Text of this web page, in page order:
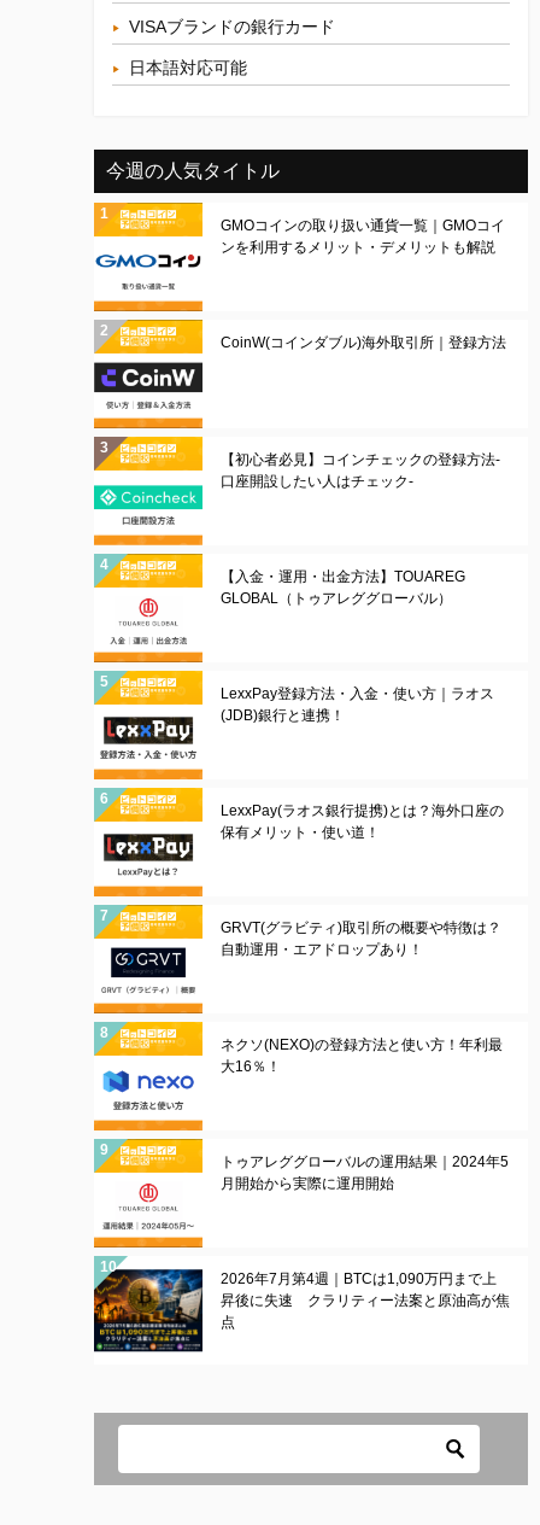
VISAブランドの銀行カード
日本語対応可能
今週の人気タイトル
GMOコインの取り扱い通貨一覧｜GMOコイ
ンを利用するメリット・デメリットも解説
CoinW(コインダブル)海外取引所｜登録方法
【初心者必見】コインチェックの登録方法-
口座開設したい人はチェック-
【入金・運用・出金方法】TOUAREG
GLOBAL（トゥアレググローバル）
LexxPay登録方法・入金・使い方｜ラオス
(JDB)銀行と連携！
LexxPay(ラオス銀行提携)とは？海外口座の
保有メリット・使い道！
GRVT(グラビティ)取引所の概要や特徴は？
自動運用・エアドロップあり！
ネクソ(NEXO)の登録方法と使い方！年利最
大16％！
トゥアレググローバルの運用結果｜2024年5
月開始から実際に運用開始
2026年7月第4週｜BTCは1,090万円まで上
昇後に失速 クラリティー法案と原油高が焦
点